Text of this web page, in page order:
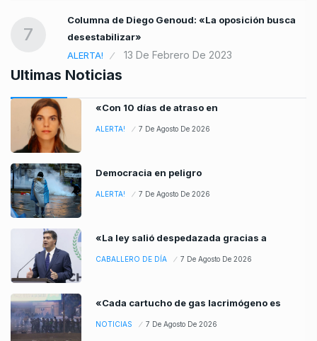
7
Columna de Diego Genoud: «La oposición busca
desestabilizar»
ALERTA!
13 De Febrero De 2023
Ultimas Noticias
«Con 10 días de atraso en
ALERTA! 7 De Agosto De 2026
Democracia en peligro
ALERTA! 7 De Agosto De 2026
«La ley salió despedazada gracias a
CABALLERO DE DÍA 7 De Agosto De 2026
«Cada cartucho de gas lacrimógeno es
NOTICIAS 7 De Agosto De 2026